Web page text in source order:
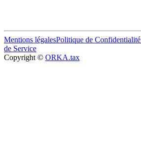
Mentions légalesPolitique de Confidentialité
de Service
Copyright © ORKA.tax